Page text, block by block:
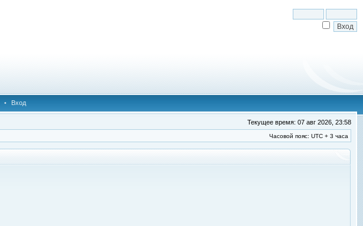
• Вход
Текущее время: 07 авг 2026, 23:58
Часовой пояс: UTC + 3 часа